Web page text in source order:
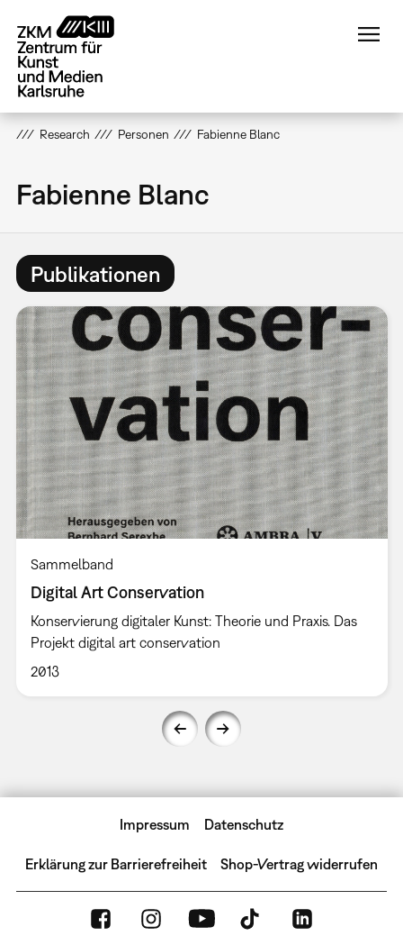
zum
Inhalt
Research Personen Fabienne Blanc
Fabienne Blanc
Publikationen
Sammelband
Digital Art Conservation
Konservierung digitaler Kunst: Theorie und Praxis. Das
Projekt digital art conservation
2013
Impressum Datenschutz
Erklärung zur Barrierefreiheit Shop-Vertrag widerrufen